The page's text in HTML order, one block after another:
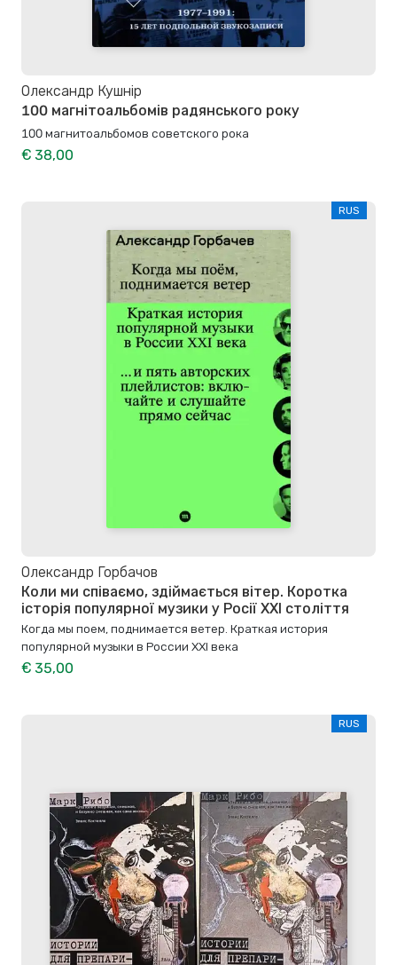
Олександр Кушнір
100 магнітоальбомів радянського року
100 магнитоальбомов советского рока
€ 38,00
RUS
Олександр Горбачов
Коли ми співаємо, здіймається вітер. Коротка
історія популярної музики у Росії XXI століття
Когда мы поем, поднимается ветер. Краткая история
популярной музыки в России XXI века
€ 35,00
RUS